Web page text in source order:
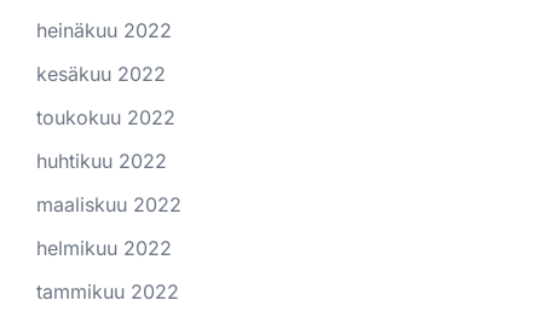
heinäkuu 2022
kesäkuu 2022
toukokuu 2022
huhtikuu 2022
maaliskuu 2022
helmikuu 2022
tammikuu 2022